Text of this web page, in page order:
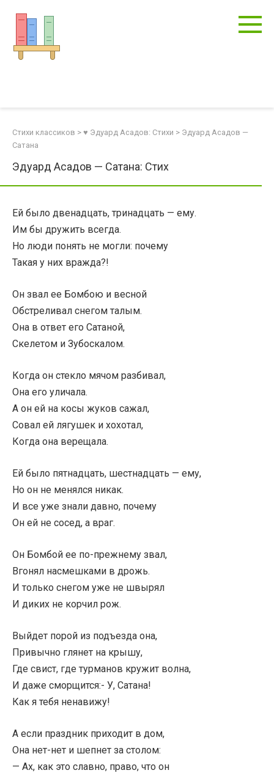
контенту
Стихи классиков > ♥ Эдуард Асадов: Стихи > Эдуард Асадов —
Сатана
Эдуард Асадов — Сатана: Стих
Ей было двенадцать, тринадцать — ему.
Им бы дружить всегда.
Но люди понять не могли: почему
Такая у них вражда?!
Он звал ее Бомбою и весной
Обстреливал снегом талым.
Она в ответ его Сатаной,
Скелетом и Зубоскалом.
Когда он стекло мячом разбивал,
Она его уличала.
А он ей на косы жуков сажал,
Совал ей лягушек и хохотал,
Когда она верещала.
Ей было пятнадцать, шестнадцать — ему,
Но он не менялся никак.
И все уже знали давно, почему
Он ей не сосед, а враг.
Он Бомбой ее по-прежнему звал,
Вгонял насмешками в дрожь.
И только снегом уже не швырял
И диких не корчил рож.
Выйдет порой из подъезда она,
Привычно глянет на крышу,
Где свист, где турманов кружит волна,
И даже сморщится:- У, Сатана!
Как я тебя ненавижу!
А если праздник приходит в дом,
Она нет-нет и шепнет за столом:
— Ах, как это славно, право, что он